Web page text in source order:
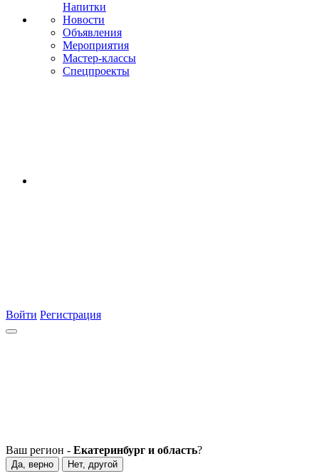
Напитки
Новости
Объявления
Мероприятия
Мастер-классы
Спецпроекты
Войти Регистрация
Ваш регион - Екатеринбург и область?
Да, верно Нет, другой